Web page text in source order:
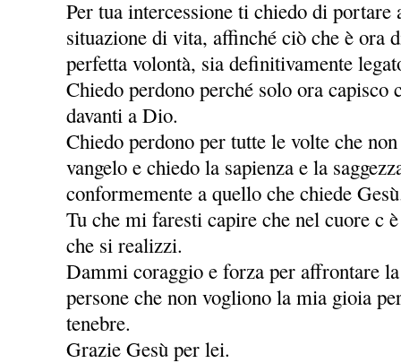
Per tua intercessione ti chiedo di portare
situazione di vita, affinché ciò che è ora
perfetta volontà, sia definitivamente
Chiedo perdono perché solo ora
davanti a Dio.
Chiedo perdono per tutte le volte che
vangelo e chiedo la sapienza e la
conformemente a quello che chiede
Tu che mi faresti capire che nel cuore c
che si realizzi.
Dammi coraggio e forza per affrontare
persone che non vogliono la mia gioia
tenebre.
Grazie Gesù per lei.